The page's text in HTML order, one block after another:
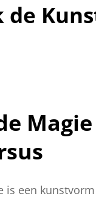
de
een